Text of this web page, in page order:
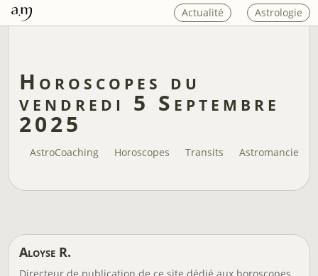
Actualité Astrologie
Horoscopes du
vendredi 5 Septembre
2025
AstroCoaching Horoscopes Transits Astromancie
Aloyse R.